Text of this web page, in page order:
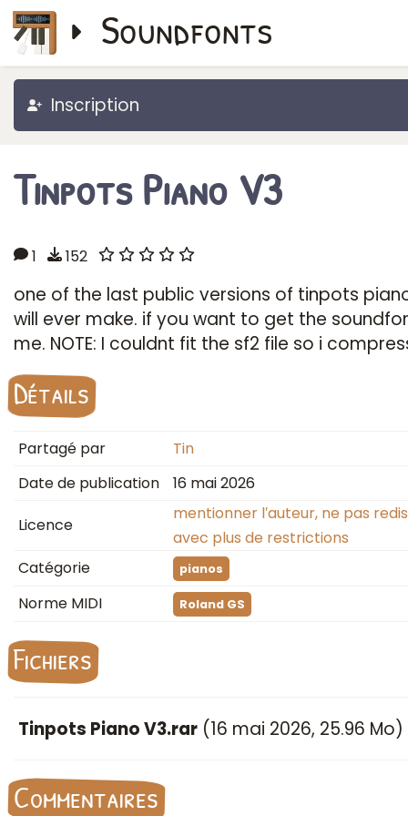
Soundfonts
Inscription
Tinpots Piano V3
1 152
one of the last public versions of tinpots
will ever make. if you want to get the
me. NOTE: I couldnt fit the sf2 file so i
Détails
Partagé par
Tin
Date de publication
16 mai 2026
Licence
mentionner l′auteur, ne pas
avec plus de restrictions
Catégorie
pianos
Norme MIDI Roland GS
Fichiers
Tinpots Piano V3.rar (16 mai 2026, 25.96 Mo)
Commentaires